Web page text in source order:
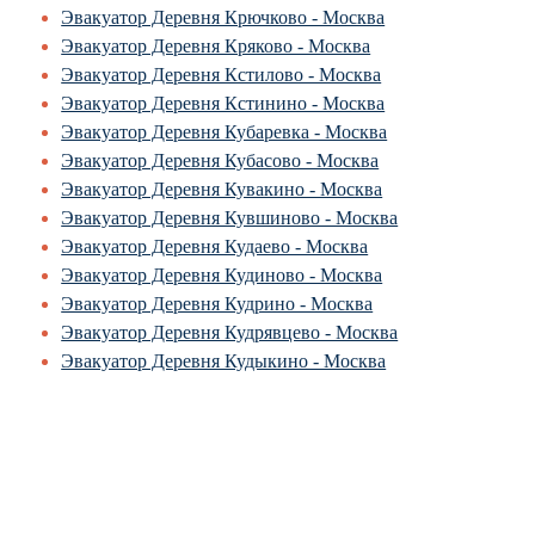
Эвакуатор Деревня Крючково - Москва
Эвакуатор Деревня Кряково - Москва
Эвакуатор Деревня Кстилово - Москва
Эвакуатор Деревня Кстинино - Москва
Эвакуатор Деревня Кубаревка - Москва
Эвакуатор Деревня Кубасово - Москва
Эвакуатор Деревня Кувакино - Москва
Эвакуатор Деревня Кувшиново - Москва
Эвакуатор Деревня Кудаево - Москва
Эвакуатор Деревня Кудиново - Москва
Эвакуатор Деревня Кудрино - Москва
Эвакуатор Деревня Кудрявцево - Москва
Эвакуатор Деревня Кудыкино - Москва